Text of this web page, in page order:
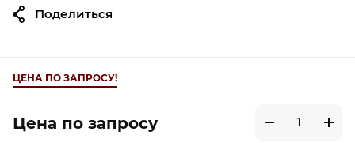
ЦЕНА ПО ЗАПРОСУ!
Цена по запросу
Поделиться